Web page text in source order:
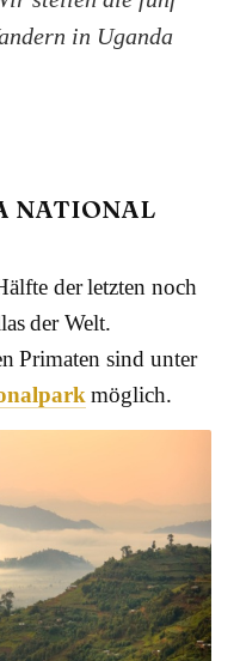
in Uganda
NATIONAL
der letzten noch
der Welt.
Primaten sind unter
möglich.